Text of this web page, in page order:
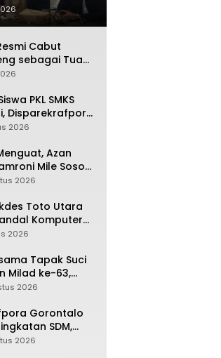
Cabut
sebagai Tuan
IX 2027
PKL SMKS
Disparekrafpora
SDM
2026
Azan
Mile Sosok
2026
Toto Utara
Komputer
2026
Tapak Suci
Milad ke-63,
Ajak Atlet
2026
Gorontalo
SDM,
Studi S3
2026